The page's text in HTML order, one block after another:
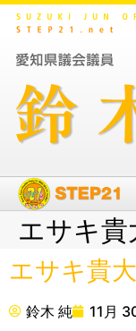
エサキ貴
エサキ貴
鈴木 純 11月